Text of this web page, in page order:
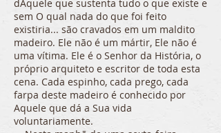
dAquele que sustenta tudo o que existe e
sem O qual nada do que foi feito
existiria... são cravados em um maldito
madeiro. Ele não é um mártir, Ele não é
uma vítima. Ele é o Senhor da História, o
próprio arquiteto e escritor de toda esta
cena. Cada espinho, cada prego, cada
farpa deste madeiro é conhecido por
Aquele que dá a Sua vida
voluntariamente.